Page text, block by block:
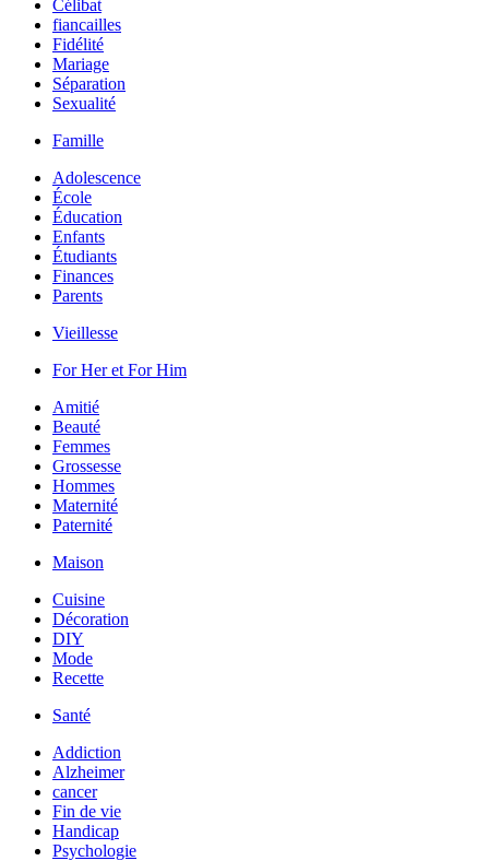
Célibat
fiancailles
Fidélité
Mariage
Séparation
Sexualité
Famille
Adolescence
École
Éducation
Enfants
Étudiants
Finances
Parents
Vieillesse
For Her et For Him
Amitié
Beauté
Femmes
Grossesse
Hommes
Maternité
Paternité
Maison
Cuisine
Décoration
DIY
Mode
Recette
Santé
Addiction
Alzheimer
cancer
Fin de vie
Handicap
Psychologie